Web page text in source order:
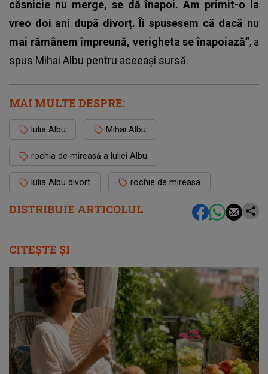
DISTRIBUIE ARTICOLUL
căsnicie nu merge, se dă înapoi. Am primit-o la
vreo doi ani după divorț. Îi spusesem că dacă nu
mai rămânem împreună, verigheta se înapoiază”, a
spus Mihai Albu pentru aceeași sursă.
MAI MULTE DESPRE:
Iulia Albu Mihai Albu
rochia de mireasă a Iuliei Albu
Iulia Albu divort rochie de mireasa
CITEȘTE ȘI